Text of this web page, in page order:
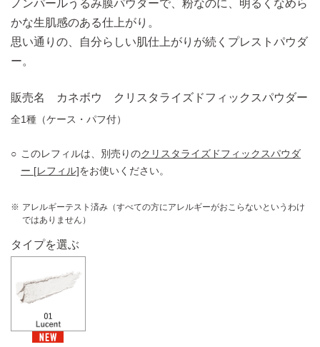
ノンパールうるみ膜パウダーで、粉なのに、明るくなめら
かな生肌感のある仕上がり。
思い通りの、自分らしい肌仕上がりが続くプレストパウダ
ー。
販売名 カネボウ クリスタライズドフィックスパウダー
全1種（ケース・パフ付）
このレフィルは、別売りのクリスタライズドフィックスパウダ
ー [レフィル]をお使いください。
アレルギーテスト済み（すべての方にアレルギーがおこらないというわけ
ではありません）
タイプを選ぶ